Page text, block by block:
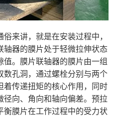
俗来讲，就是在安装过程中，
轴器的膜片处于轻微拉伸状态
。膜片联轴器的膜片由一组
数孔洞，通过螺栓分别与两个
着传递扭矩的核心作用，同时
向、角向和轴向偏差。预拉
衡膜片在工作过程中的受力状